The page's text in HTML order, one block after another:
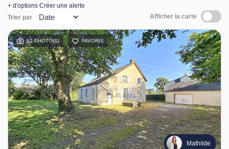
+ d'options Créer une alerte
Trier par
Afficher la carte
12 PHOTO(S) FAVORIS
Mathilde